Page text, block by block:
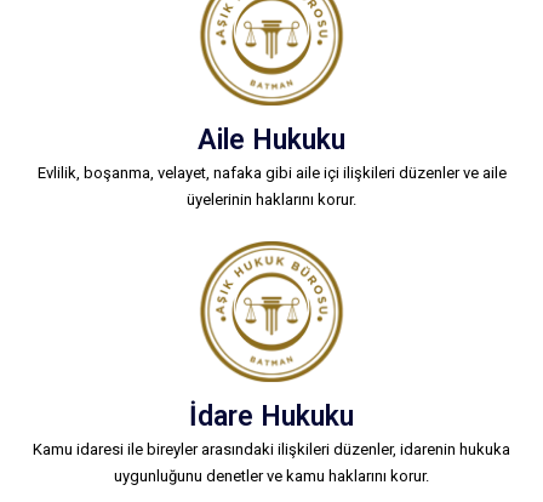
Aile Hukuku
Evlilik, boşanma, velayet, nafaka gibi aile içi ilişkileri düzenler ve aile
üyelerinin haklarını korur.
İdare Hukuku
Kamu idaresi ile bireyler arasındaki ilişkileri düzenler, idarenin hukuka
uygunluğunu denetler ve kamu haklarını korur.